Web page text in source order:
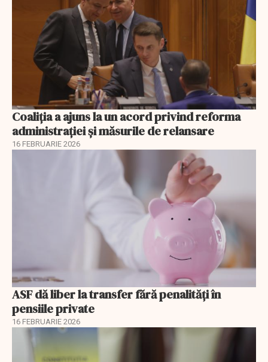
Coaliția a ajuns la un acord privind reforma
administrației și măsurile de relansare
16 FEBRUARIE 2026
ASF dă liber la transfer fără penalități în
pensiile private
16 FEBRUARIE 2026